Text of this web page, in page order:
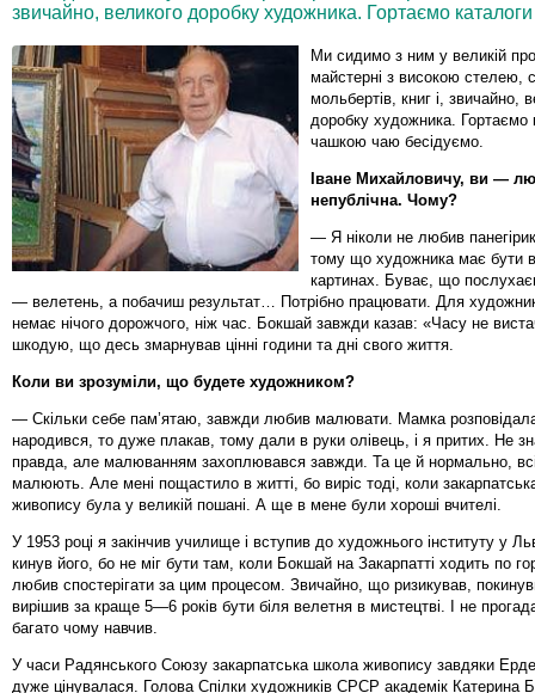
звичайно, великого доробку художника. Гортаємо
Ми сидимо з ним у великій
майстерні з високою стелею,
мольбертів, книг і, звичайно,
доробку художника. Гортаємо
чашкою чаю бесідуємо.
Іване Михайловичу, ви —
непублічна. Чому?
— Я ніколи не любив
тому що художника має бути
картинах. Буває, що
— велетень, а побачиш результат… Потрібно працювати. Для
немає нічого дорожчого, ніж час. Бокшай завжди казав: «Часу не
шкодую, що десь змарнував цінні години та дні свого життя.
Коли ви зрозуміли, що будете художником?
— Скільки себе пам’ятаю, завжди любив малювати. Мамка
народився, то дуже плакав, тому дали в руки олівець, і я притих. Не
правда, але малюванням захоплювався завжди. Та це й нормально,
малюють. Але мені пощастило в житті, бо виріс тоді, коли
живопису була у великій пошані. А ще в мене були хороші вчителі.
У 1953 році я закінчив училище і вступив до художнього інституту у
кинув його, бо не міг бути там, коли Бокшай на Закарпатті ходить по
любив спостерігати за цим процесом. Звичайно, що ризикував,
вирішив за краще 5—6 років бути біля велетня в мистецтві. І не
багато чому навчив.
У часи Радянського Союзу закарпатська школа живопису завдяки
дуже цінувалася. Голова Спілки художників СРСР академік Катерина